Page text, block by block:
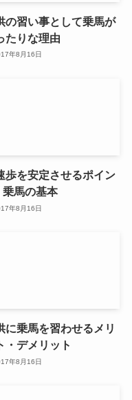
の習い事として乗馬が
たりな理由
年8月16日
歩を安定させるポイン
乗馬の基本
年8月16日
に乗馬を習わせるメリ
・デメリット
年8月16日